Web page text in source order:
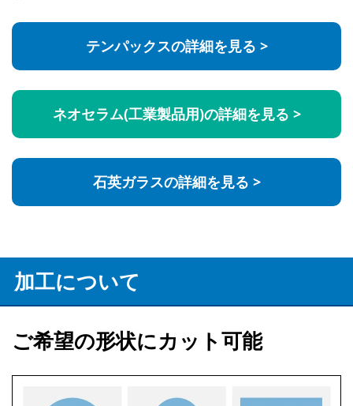
テンパックスの詳細を見る >
ネオセラム(工業製品用)の詳細を見る >
石英ガラスの詳細を見る >
加工について
ご希望の形状にカット可能